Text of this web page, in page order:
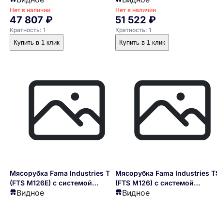
измельчения из алюминия, без
реверса, 220/1/50
Нет в наличии
47 807 ₽
Кратность: 1
Купить в 1 клик
измельчения из алюминия,
реверса, 220/1/50
Нет в наличии
51 522 ₽
Кратность: 1
Купить в 1 клик
Мясорубка Fama Industries TS 8
(FTS M126E) с системой
Enterprise, с группой
Видное
Мясорубка Fama Industries
(FTS M126) с системой
Enterprise, с группой
Видное